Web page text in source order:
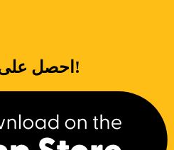
احصل على التطبيق اليوم مجاناً!